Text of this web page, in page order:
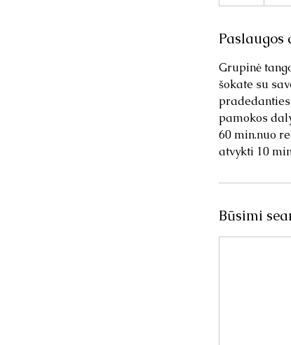
Paslaugos
Grupinė
šokate su
pamokos
60 min.nuo
atvykti 10
Būsimi